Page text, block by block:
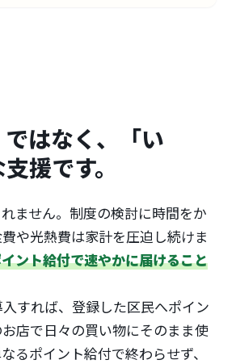
ではなく、「い
援です。
ません。制度の検討に時間をか
や光熱費は家計を圧迫し続けま
ント給付で速やかに届けること
入すれば、登録した区民へポイン
店で日々の買い物にそのまま使
るポイント給付で終わらせず、